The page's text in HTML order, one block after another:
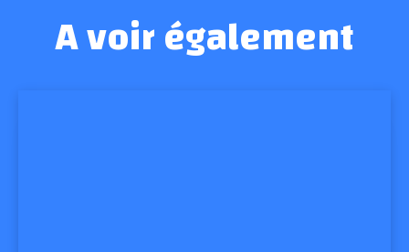
A voir également